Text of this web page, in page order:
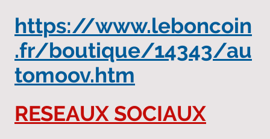
https://www.leboncoin
.fr/boutique/14343/au
tomoov.htm
RESEAUX SOCIAUX